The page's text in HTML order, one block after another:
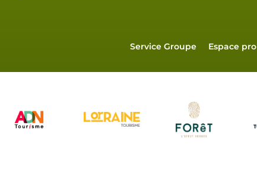
Service Groupe Espace pro